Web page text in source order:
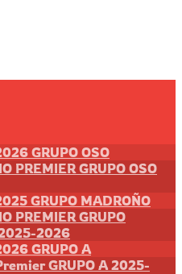
GRUPO OSO
PREMIER GRUPO OSO
GRUPO MADROÑO
PREMIER GRUPO
2026
GRUPO A
GRUPO A 2025-